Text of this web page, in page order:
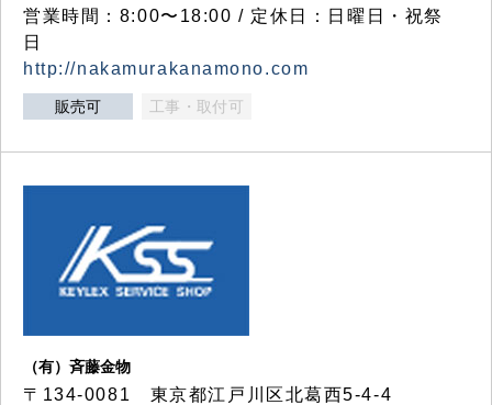
営業時間：8:00〜18:00 / 定休日：日曜日・祝祭
日
http://nakamurakanamono.com
販売可 工事・取付可
（有）斉藤金物
〒134-0081 東京都江戸川区北葛西5-4-4